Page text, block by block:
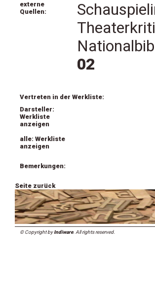
externe
Quellen:
02
Vertreten in der Werkliste:
Darsteller:
Werkliste
anzeigen
alle: Werkliste
anzeigen
Bemerkungen:
Seite zurück
© Copyright byIndiware. All rights reserved.